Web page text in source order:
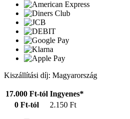
Kiszállítási díj: Magyarország
17.000 Ft-tól Ingyenes*
0 Ft-tól
2.150 Ft